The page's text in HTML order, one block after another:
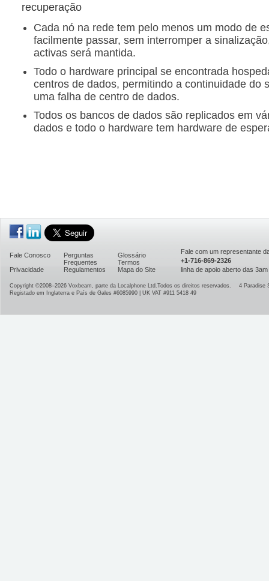
recuperação
Cada nó na rede tem pelo menos um modo de
facilmente passar, sem interromper a
activas será mantida.
Todo o hardware principal se encontrada
centros de dados, permitindo a continuidade do
uma falha de centro de dados.
Todos os bancos de dados são replicados em
dados e todo o hardware tem hardware de
Fale Conosco
Perguntas
Frequentes
Glossário
Termos
Privacidade
Regulamentos Mapa do Site
Fale com um representante
+1-716-869-2326
linha de apoio aberto das
Copyright ©2008–2026 Voxbeam, parte da Localphone Ltd. Todos os direitos reservados.
4 Paradise
Registado em Inglaterra e País de Gales #6085990 | UK VAT #911 5418 49